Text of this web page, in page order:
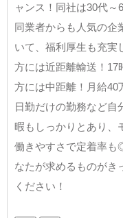
ャンス！同社は30代～
同業者からも人気の
いて、福利厚生も充
方には近距離輸送！
方には中距離！月給
日勤だけの勤務など
暇もしっかりとあり、
働きやすさで定着率
なたが求めるものがき
ください！